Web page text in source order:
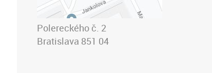
Polereckého č. 2
Bratislava 851 04